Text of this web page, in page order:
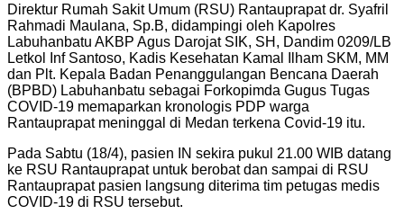
Direktur Rumah Sakit Umum (RSU) Rantauprapat dr. Syafril
Rahmadi Maulana, Sp.B, didampingi oleh Kapolres
Labuhanbatu AKBP Agus Darojat SIK, SH, Dandim 0209/LB
Letkol Inf Santoso, Kadis Kesehatan Kamal Ilham SKM, MM
dan Plt. Kepala Badan Penanggulangan Bencana Daerah
(BPBD) Labuhanbatu sebagai Forkopimda Gugus Tugas
COVID-19 memaparkan kronologis PDP warga
Rantauprapat meninggal di Medan terkena Covid-19 itu.
Pada Sabtu (18/4), pasien IN sekira pukul 21.00 WIB datang
ke RSU Rantauprapat untuk berobat dan sampai di RSU
Rantauprapat pasien langsung diterima tim petugas medis
COVID-19 di RSU tersebut.